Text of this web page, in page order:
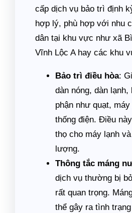
cấp dịch vụ bảo trì định
hợp lý, phù hợp với nhu
dân tại khu vực như xã
Vĩnh Lộc A hay các khu
Bảo trì điều hòa:
dàn nóng, dàn
phận như quạt,
thống điện. Điều
thọ cho máy lạnh
lượng.
Thông tắc máng
dịch vụ thường bị
rất quan trọng.
thể gây ra tình